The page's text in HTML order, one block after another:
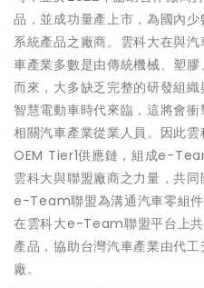
品，並成功量產上市，為國內
系統產品之廠商。雲科大在與
車產業多數是由傳統機械、塑
而來，大多缺乏完整的研發組
智慧電動車時代來臨，這將會
相關汽車產業從業人員。因此
OEM Tier1供應鏈，組成e-
雲科大與聯盟廠商之力量，共同
e-Team聯盟為溝通汽車零組
在雲科大e-Team聯盟平台上
產品，協助台灣汽車產業由代
廠。